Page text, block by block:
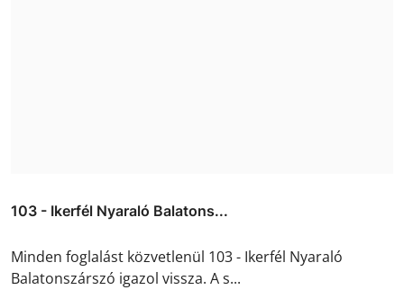
103 - Ikerfél Nyaraló Balatons...
Minden foglalást közvetlenül 103 - Ikerfél Nyaraló
Balatonszárszó igazol vissza. A s...